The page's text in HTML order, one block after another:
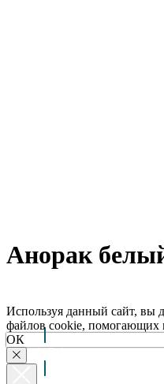
Arctic Point
Анорак
Используя данный сайт, вы
файлов cookie, помогающих
ОК